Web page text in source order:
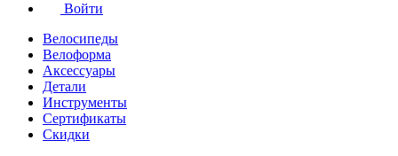
Войти
Велосипеды
Велоформа
Аксессуары
Детали
Инструменты
Сертификаты
Скидки